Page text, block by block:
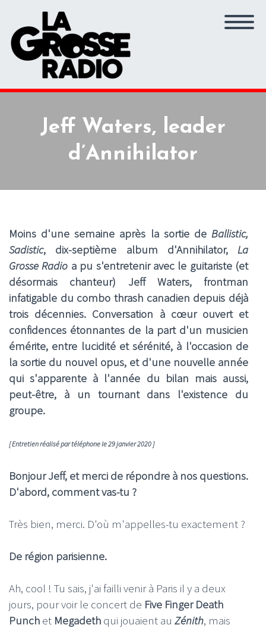
Jeff Waters, leader
d’Annihilator
Moins d'une semaine après la sortie de Ballistic,
Sadistic, dix-septième album d'Annihilator, La
Grosse Radio a pu s'entretenir avec le guitariste (et
désormais chanteur) Jeff Waters, frontman
infatigable du combo thrash canadien depuis déjà
trois décennies. Conversation à cœur ouvert et
confidences étonnantes de la part d'un musicien
émérite, entre lucidité et sérénité, à l'occasion de
la sortie du nouvel opus, et d'une nouvelle année
qui s'apparente à l'année du bilan mais aussi,
peut-être, à un tournant dans l'existence du
groupe.
[ Entretien réalisé par téléphone le 29 janvier 2020 ]
Bonjour Jeff, et merci de répondre à nos questions.
D'abord, comment vas-tu ?
Très bien, merci. D'où m'appelles-tu exactement ?
De région parisienne.
Ah, cool ! Tu sais, j'ai failli venir à Paris il y a deux
jours, pour voir le concert de Five Finger Death
Punch et Megadeth qui jouaient au Zénith, mais